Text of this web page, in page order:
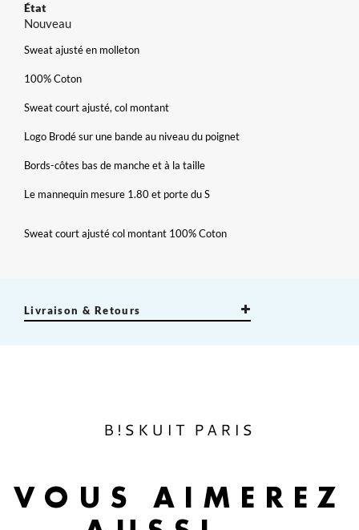
État
Nouveau
Sweat ajusté en molleton
100% Coton
Sweat court ajusté, col montant
Logo Brodé sur une bande au niveau du poignet
Bords-côtes bas de manche et à la taille
Le mannequin mesure 1.80 et porte du S
Sweat court ajusté col montant 100% Coton
Livraison & Retours
B!SKUIT PARIS
VOUS AIMEREZ
Ajouter à ma liste d'envies
Nom de la liste d'envies
Vous devez être connecté pour ajouter des produits à votre
liste d'envies.